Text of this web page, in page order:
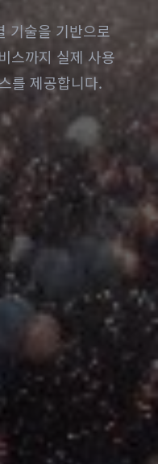
기술을 기반으로
스까지 실제 사용
를 제공합니다.